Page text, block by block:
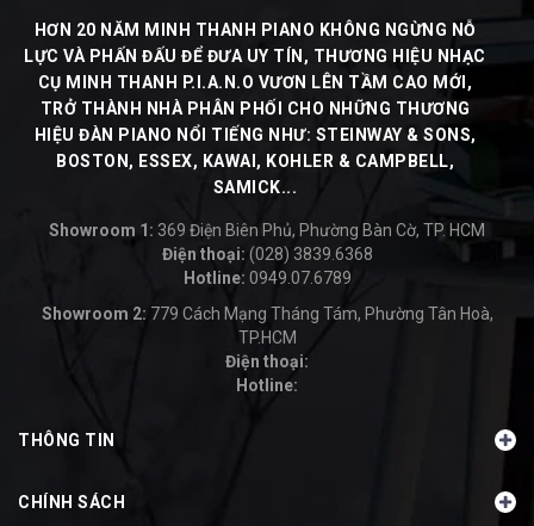
HƠN 20 NĂM MINH THANH PIANO KHÔNG NGỪNG NỖ
LỰC VÀ PHẤN ĐẤU ĐỂ ĐƯA UY TÍN, THƯƠNG HIỆU NHẠC
CỤ MINH THANH P.I.A.N.O VƯƠN LÊN TẦM CAO MỚI,
TRỞ THÀNH NHÀ PHÂN PHỐI CHO NHỮNG THƯƠNG
HIỆU ĐÀN PIANO NỔI TIẾNG NHƯ: STEINWAY & SONS,
BOSTON, ESSEX, KAWAI, KOHLER & CAMPBELL,
SAMICK...
Showroom 1: 369 Điện Biên Phủ, Phường Bàn Cờ, TP. HCM
Điện thoại: (028) 3839.6368
-
Hotline: 0949.07.6789
Showroom 2: 779 Cách Mạng Tháng Tám, Phường Tân Hoà,
TP.HCM
Điện thoại:
-
Hotline:
THÔNG TIN
CHÍNH SÁCH